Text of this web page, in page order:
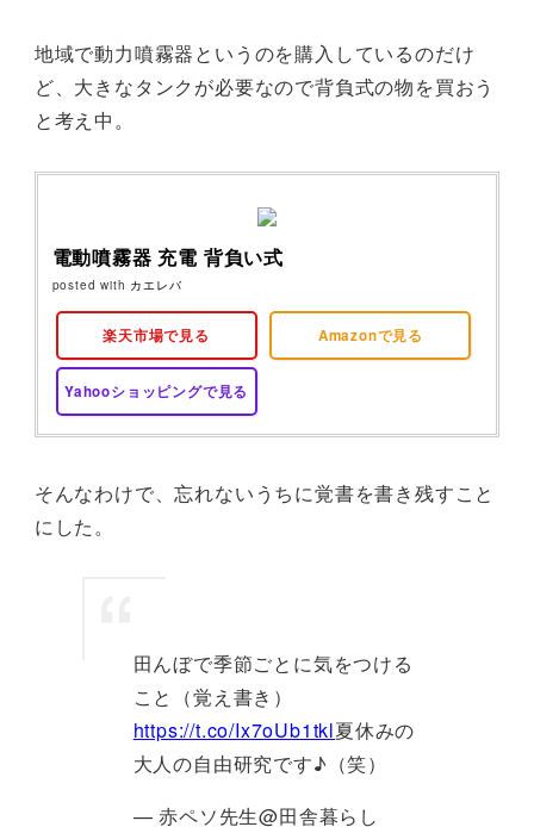
地域で動力噴霧器というのを購入しているのだけ
ど、大きなタンクが必要なので背負式の物を買おう
と考え中。
電動噴霧器 充電 背負い式
posted with カエレバ
楽天市場で見る Amazonで見る
Yahooショッピングで見る
そんなわけで、忘れないうちに覚書を書き残すこと
にした。
田んぼで季節ごとに気をつける
こと（覚え書き）
https://t.co/Ix7oUb1tkl夏休みの
大人の自由研究です♪（笑）
— 赤ペソ先生@田舎暮らし